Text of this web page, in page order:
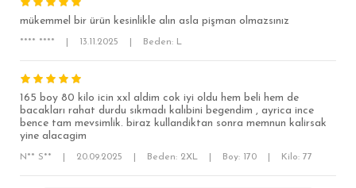
mükemmel bir ürün kesinlikle alın asla pişman olmazsınız
**** **** 13.11.2025 Beden: L
165 boy 80 kilo icin xxl aldim cok iyi oldu hem beli hem de
bacakları rahat durdu sıkmadı kalıbini begendim , ayrica ince
bence tam mevsimlik. biraz kullandiktan sonra memnun kalirsak
yine alacagim
N** S** 20.09.2025 Beden: 2XL Boy: 170 Kilo: 77